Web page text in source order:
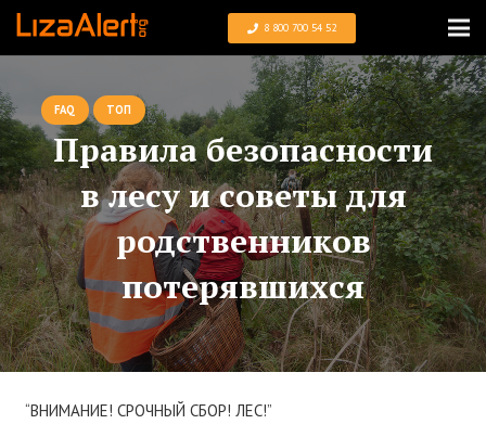
8 800 700 54 52
FAQ ТОП
Правила безопасности
в лесу и советы для
родственников
потерявшихся
“ВНИМАНИЕ! СРОЧНЫЙ СБОР! ЛЕС!”